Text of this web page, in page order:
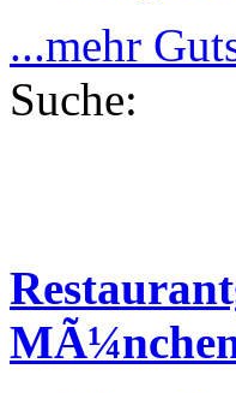
...mehr
Suche: